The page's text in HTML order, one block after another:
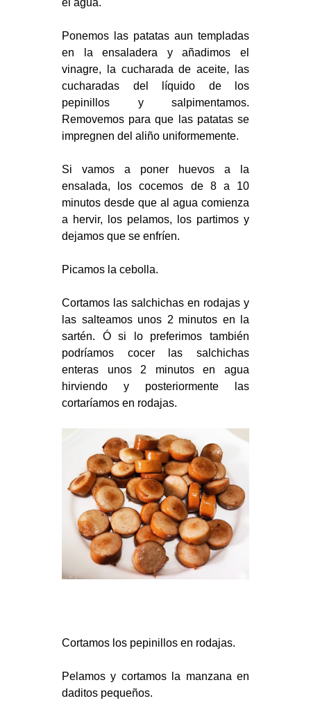
Ponemos las patatas aun templadas
en la ensaladera y añadimos el
vinagre, la cucharada de aceite, las
cucharadas del líquido de los
pepinillos y salpimentamos.
Removemos para que las patatas se
impregnen del aliño uniformemente.
Si vamos a poner huevos a la
ensalada, los cocemos de 8 a 10
minutos desde que al agua comienza
a hervir, los pelamos, los partimos y
dejamos que se enfríen.
Picamos la cebolla.
Cortamos las salchichas en rodajas y
las salteamos unos 2 minutos en la
sartén. Ó si lo preferimos también
podríamos cocer las salchichas
enteras unos 2 minutos en agua
hirviendo y posteriormente las
cortaríamos en rodajas.
Cortamos los pepinillos en rodajas.
Pelamos y cortamos la manzana en
daditos pequeños.